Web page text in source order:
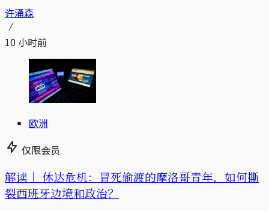
许涌森
10 小时前
欧洲
仅限会员
解读｜ 休达危机：冒死偷渡的摩洛哥青年，如何撕
裂西班牙边境和政治？